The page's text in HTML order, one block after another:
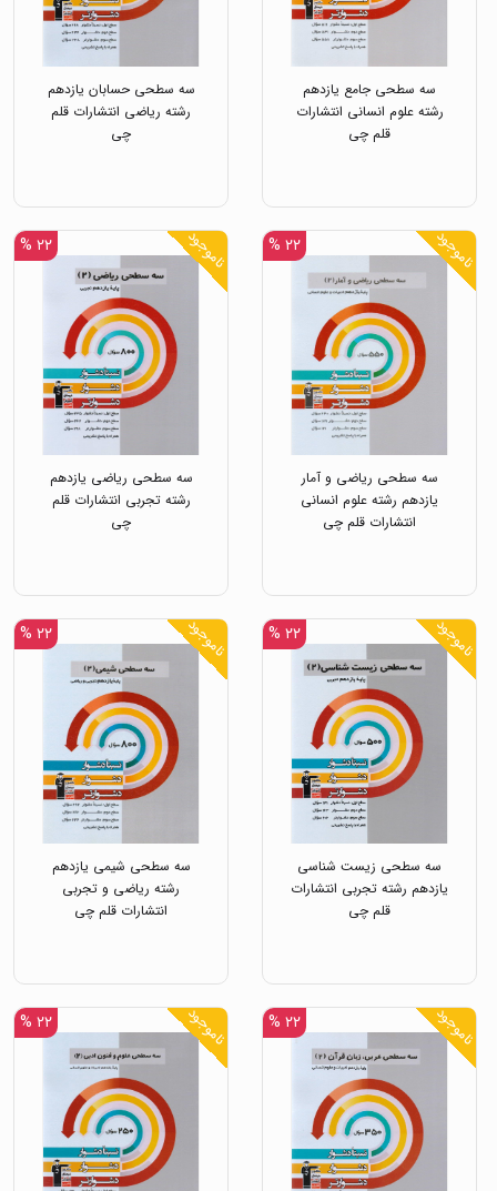
سه سطحی جامع یازدهم
رشته علوم انسانی انتشارات
قلم چی
سه سطحی حسابان یازدهم
رشته ریاضی انتشارات قلم
چی
ناموجود ۲۲ %
سه سطحی ریاضی و آمار
یازدهم رشته علوم انسانی
انتشارات قلم چی
ناموجود ۲۲ %
سه سطحی ریاضی یازدهم
رشته تجربی انتشارات قلم
چی
ناموجود ۲۲ %
سه سطحی زیست شناسی
یازدهم رشته تجربی انتشارات
قلم چی
ناموجود ۲۲ %
سه سطحی شیمی یازدهم
رشته ریاضی و تجربی
انتشارات قلم چی
ناموجود ۲۲ % ناموجود ۲۲ %